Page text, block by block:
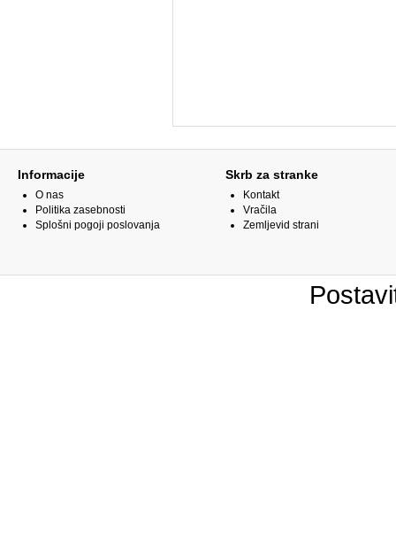
Informacije
O nas
Politika zasebnosti
Splošni pogoji poslovanja
Skrb za stranke
Kontakt
Vračila
Zemljevid strani